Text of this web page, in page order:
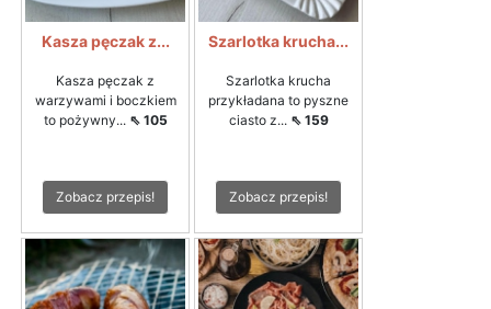
Kasza pęczak z...
Kasza pęczak z
warzywami i boczkiem
to pożywny... ⇖ 105
Zobacz przepis!
Szarlotka krucha...
Szarlotka krucha
przykładana to pyszne
ciasto z... ⇖ 159
Zobacz przepis!